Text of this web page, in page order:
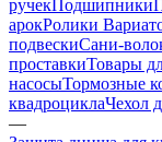
ручекПодшипники
арокРолики
подвескиСани-
проставкиТовары
насосыТормозные
квадроциклаЧехол
—